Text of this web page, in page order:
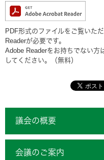
PDF形式のファイルをご覧いた
Readerが必要です。
Adobe Readerをお持ちでない方
してください。（無料）
議会の概要
会議のご案内